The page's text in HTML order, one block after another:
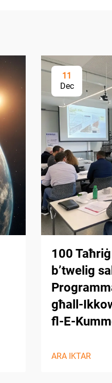
11
Dec
100
b’twelig
għall-
fl-E-
ARA IKTAR